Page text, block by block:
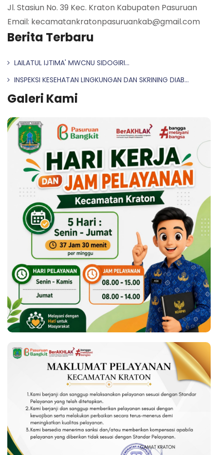
Jl. Stasiun No. 39 Kec. Kraton Kabupaten Pasuruan
Email: kecamatankratonpasuruankab@gmail.com
Berita Terbaru
LAILATUL IJTIMA' MWCNU SIDOGIRI...
INSPEKSI KESEHATAN LINGKUNGAN DAN SKRINING DIAB...
Galeri Kami